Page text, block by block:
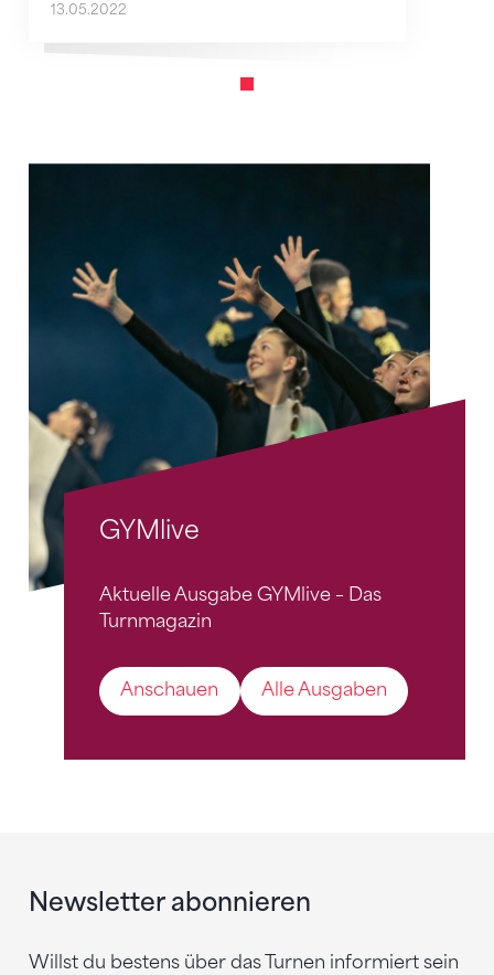
13.05.2022
GYMlive
Aktuelle Ausgabe GYMlive – Das
Turnmagazin
Anschauen Alle Ausgaben
Newsletter abonnieren
Willst du bestens über das Turnen informiert sein